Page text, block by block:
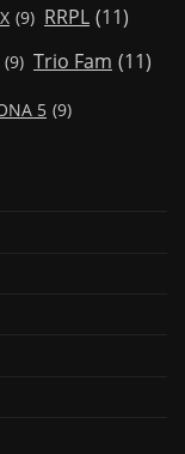
(9) RRPL (11)
(9) Trio Fam (11)
5 (9)